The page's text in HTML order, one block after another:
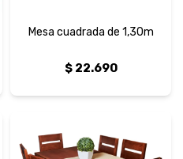
Mesa cuadrada de 1,30m
$ 22.690